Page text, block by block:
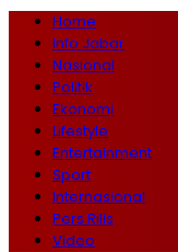
Home
Info Jabar
Nasional
Politik
Ekonomi
Lifestyle
Entertainment
Sport
Internasional
Pers Rilis
Video